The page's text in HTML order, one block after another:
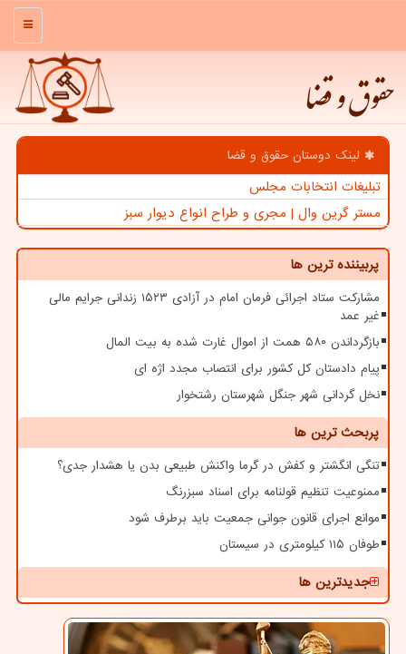
منو
حقوق و قضا
لینک دوستان حقوق و قضا
تبلیغات انتخابات مجلس
مستر گرین وال | مجری و طراح انواع دیوار سبز
پربیننده ترین ها
مشارکت ستاد اجرائی فرمان امام در آزادی ۱۵۲۳ زندانی جرایم مالی
غیر عمد
بازگرداندن ۵۸۰ همت از اموال غارت شده به بیت المال
پیام دادستان کل کشور برای انتصاب مجدد اژه ای
نخل گردانی شهر جنگل شهرستان رشتخوار
پربحث ترین ها
تنگی انگشتر و کفش در گرما واکنش طبیعی بدن یا هشدار جدی؟
ممنوعیت تنظیم قولنامه برای اسناد سبزرنگ
موانع اجرای قانون جوانی جمعیت باید برطرف شود
طوفان ۱۱۵ کیلومتری در سیستان
جدیدترین ها